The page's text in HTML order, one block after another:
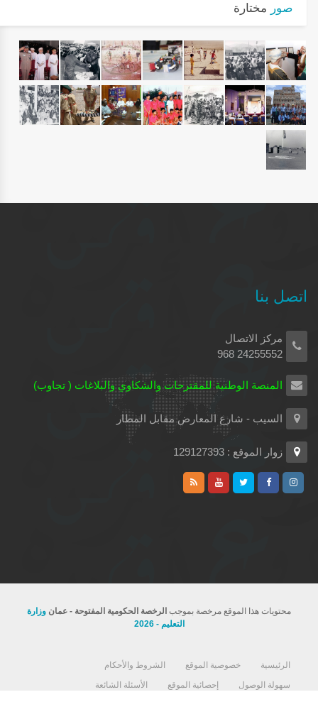
صور مختارة
اتصل بنا
مركز الاتصال
24255552 968
المنصة الوطنية للمقترحات والشكاوي والبلاغات ( تجاوب)
السيب - شارع المعارض مقابل المطار
زوار الموقع : 129127393
محتويات هذا الموقع مرخصة بموجب الرخصة الحكومية المفتوحة - عمان وزارة
التعليم - 2026
الرئيسية خصوصية الموقع
الشروط والأحكام
سهولة الوصول
إحصائية الموقع
الأسئلة الشائعة